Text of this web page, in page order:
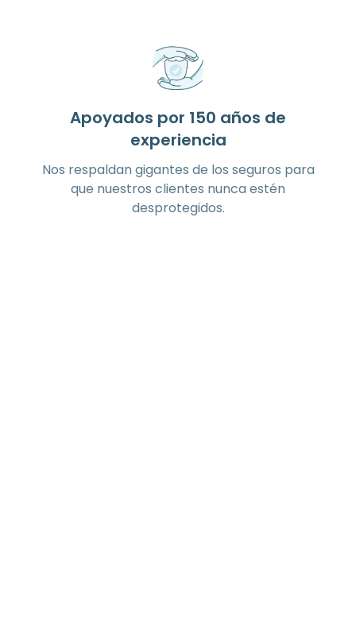
Apoyados por 150 años de
experiencia
Nos respaldan gigantes de los seguros para
que nuestros clientes nunca estén
desprotegidos.